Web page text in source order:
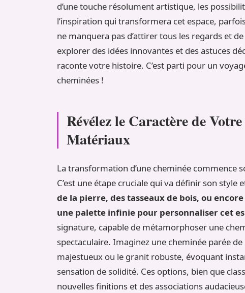
d’une touche résolument artistique, les
l’inspiration qui transformera cet espace,
ne manquera pas d’attirer tous les regards et
explorer des idées innovantes et des astuces
raconte votre histoire. C’est parti pour un
cheminées !
Révélez le Caractère de
Matériaux
La transformation d’une cheminée commence
C’est une étape cruciale qui va définir son style
de la pierre, des tasseaux de bois, ou
une palette infinie pour personnaliser cet
signature, capable de métamorphoser une
spectaculaire. Imaginez une cheminée parée
majestueux ou le granit robuste, évoquant
sensation de solidité. Ces options, bien que
nouvelles finitions et des associations